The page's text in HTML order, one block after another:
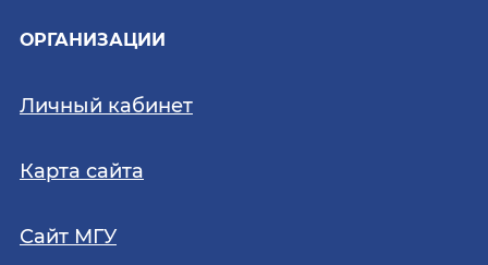
ОРГАНИЗАЦИИ
Личный кабинет
Карта сайта
Сайт МГУ